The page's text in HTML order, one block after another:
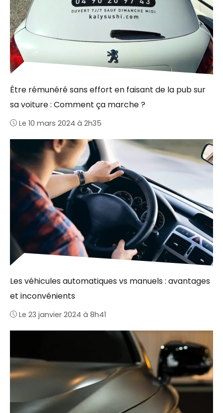
Être rémunéré sans effort en faisant de la pub sur
sa voiture : Comment ça marche ?
Le 10 mars 2024 à 2h35
Les véhicules automatiques vs manuels : avantages
et inconvénients
Le 23 janvier 2024 à 8h41